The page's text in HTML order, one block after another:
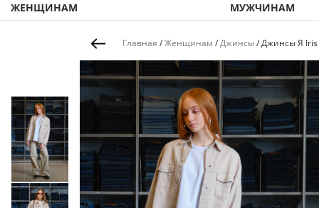
ЖЕНЩИНАМ МУЖЧИНАМ
Главная /Женщинам /Джинсы/Джинсы Я Iris